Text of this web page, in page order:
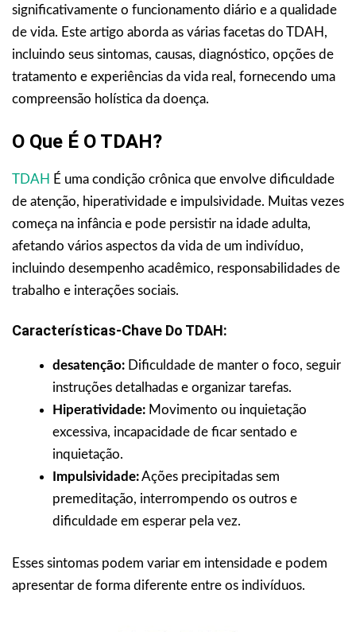
significativamente o funcionamento diário e a qualidade
de vida. Este artigo aborda as várias facetas do TDAH,
incluindo seus sintomas, causas, diagnóstico, opções de
tratamento e experiências da vida real, fornecendo uma
compreensão holística da doença.
O Que É O TDAH?
TDAH É uma condição crônica que envolve dificuldade
de atenção, hiperatividade e impulsividade. Muitas vezes
começa na infância e pode persistir na idade adulta,
afetando vários aspectos da vida de um indivíduo,
incluindo desempenho acadêmico, responsabilidades de
trabalho e interações sociais.
Características-Chave Do TDAH:
desatenção: Dificuldade de manter o foco, seguir
instruções detalhadas e organizar tarefas.
Hiperatividade: Movimento ou inquietação
excessiva, incapacidade de ficar sentado e
inquietação.
Impulsividade:Ações precipitadas sem
premeditação, interrompendo os outros e
dificuldade em esperar pela vez.
Esses sintomas podem variar em intensidade e podem
apresentar de forma diferente entre os indivíduos.